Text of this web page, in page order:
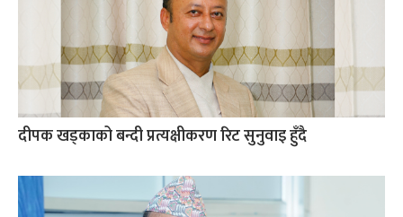
दीपक खड्काको बन्दी प्रत्यक्षीकरण रिट सुनुवाइ हुँदै